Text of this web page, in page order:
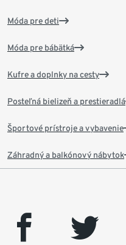
Móda pre deti
Móda pre bábätká
Kufre a doplnky na cesty
Posteľná bielizeň a prestieradlá
Športové prístroje a vybavenie
Záhradný a balkónový nábytok
facebook twitter